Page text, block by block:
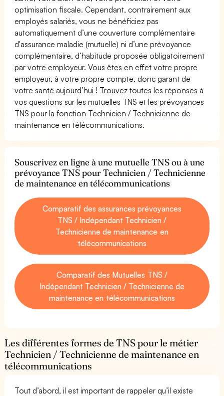
optimisation fiscale. Cependant, contrairement aux
employés salariés, vous ne bénéficiez pas
automatiquement d’une couverture complémentaire
d'assurance maladie (mutuelle) ni d’une prévoyance
complémentaire, d’habitude proposée obligatoirement
par votre employeur. Vous êtes en effet votre propre
employeur, à votre propre compte, donc garant de
votre santé aujourd’hui ! Trouvez toutes les réponses à
vos questions sur les mutuelles TNS et les prévoyances
TNS pour la fonction Technicien / Technicienne de
maintenance en télécommunications.
Souscrivez en ligne à une mutuelle TNS ou à une
prévoyance TNS pour Technicien / Technicienne
de maintenance en télécommunications
Comparatif des assurances prévoyances
TNS / Indépendant Technicien /
Technicienne de maintenance en
télécommunications
Comparatif des Mutuelles TNS /
Indépendant Technicien / Technicienne de
maintenance en télécommunications
Les différentes formes de TNS pour le métier
Technicien / Technicienne de maintenance en
télécommunications
Tout d’abord, il est important de rappeler qu’il existe